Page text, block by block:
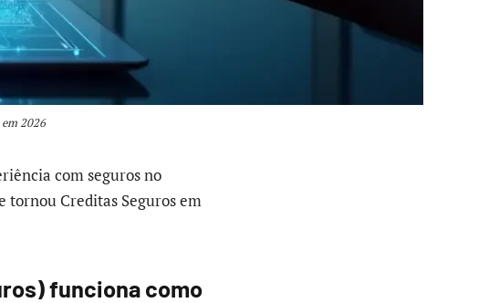
2026
com seguros no
tornou Creditas Seguros em
funciona como